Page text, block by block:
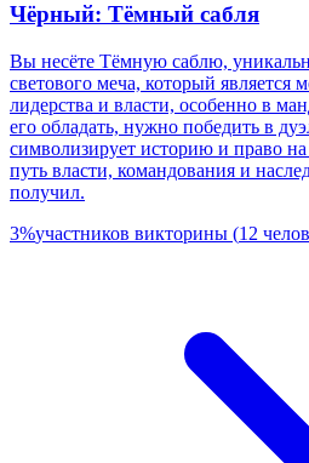
Чёрный: Тёмный сабля
Вы несёте Тёмную саблю,
светового меча, который
лидерства и власти, особенно в
его обладать, нужно победить в
символизирует историю и право
путь власти, командования и
получил.
3%участников викторины (12